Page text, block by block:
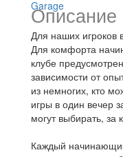
Описание
Для наших игроков
Для комфорта
клубе
зависимости от
из немногих, кто
игры в один вечер
могут выбирать, за
Каждый